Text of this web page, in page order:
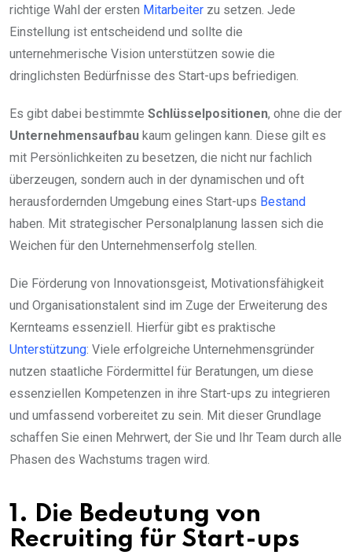
richtige Wahl der ersten Mitarbeiter zu setzen. Jede
Einstellung ist entscheidend und sollte die
unternehmerische Vision unterstützen sowie die
dringlichsten Bedürfnisse des Start-ups befriedigen.
Es gibt dabei bestimmte Schlüsselpositionen, ohne die der
Unternehmensaufbau kaum gelingen kann. Diese gilt es
mit Persönlichkeiten zu besetzen, die nicht nur fachlich
überzeugen, sondern auch in der dynamischen und oft
herausfordernden Umgebung eines Start-ups Bestand
haben. Mit strategischer Personalplanung lassen sich die
Weichen für den Unternehmenserfolg stellen.
Die Förderung von Innovationsgeist, Motivationsfähigkeit
und Organisationstalent sind im Zuge der Erweiterung des
Kernteams essenziell. Hierfür gibt es praktische
Unterstützung: Viele erfolgreiche Unternehmensgründer
nutzen staatliche Fördermittel für Beratungen, um diese
essenziellen Kompetenzen in ihre Start-ups zu integrieren
und umfassend vorbereitet zu sein. Mit dieser Grundlage
schaffen Sie einen Mehrwert, der Sie und Ihr Team durch alle
Phasen des Wachstums tragen wird.
1. Die Bedeutung von
Recruiting für Start-ups